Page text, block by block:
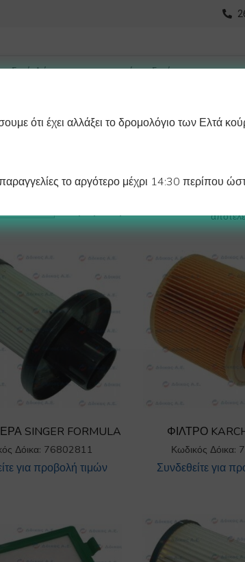
Αναζήτηση Διαγράμματα Λάστιχα
SINGER FORMULA
Δόικα: 76802811
για προβολή τιμών
ΦΙΛΤΡΟ
Κωδικός Δόικα:
Συνδεθείτε για
ότι έχει αλλάξει το δρομολόγιο των Ελτά
το αργότερο μέχρι 14:30 περίπου